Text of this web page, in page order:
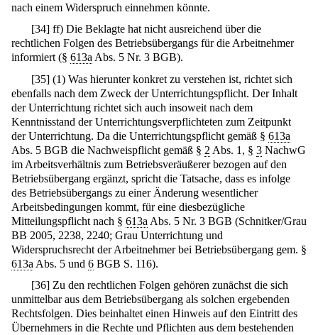
nach einem Widerspruch einnehmen könnte.
[34] ff) Die Beklagte hat nicht ausreichend über die
rechtlichen Folgen des Betriebsübergangs für die Arbeitnehmer
informiert (§ 613a Abs. 5 Nr. 3 BGB).
[35] (1) Was hierunter konkret zu verstehen ist, richtet sich
ebenfalls nach dem Zweck der Unterrichtungspflicht. Der Inhalt
der Unterrichtung richtet sich auch insoweit nach dem
Kenntnisstand der Unterrichtungsverpflichteten zum Zeitpunkt
der Unterrichtung. Da die Unterrichtungspflicht gemäß § 613a
Abs. 5 BGB die Nachweispflicht gemäß § 2 Abs. 1, § 3 NachwG
im Arbeitsverhältnis zum Betriebsveräußerer bezogen auf den
Betriebsübergang ergänzt, spricht die Tatsache, dass es infolge
des Betriebsübergangs zu einer Änderung wesentlicher
Arbeitsbedingungen kommt, für eine diesbezügliche
Mitteilungspflicht nach § 613a Abs. 5 Nr. 3 BGB (Schnitker/Grau
BB 2005, 2238, 2240; Grau Unterrichtung und
Widerspruchsrecht der Arbeitnehmer bei Betriebsübergang gem. §
613a Abs. 5 und 6 BGB S. 116).
[36] Zu den rechtlichen Folgen gehören zunächst die sich
unmittelbar aus dem Betriebsübergang als solchen ergebenden
Rechtsfolgen. Dies beinhaltet einen Hinweis auf den Eintritt des
Übernehmers in die Rechte und Pflichten aus dem bestehenden